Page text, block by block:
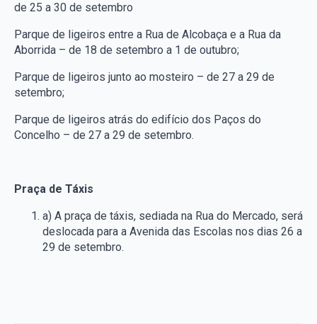
de 25 a 30 de setembro
Parque de ligeiros entre a Rua de Alcobaça e a Rua da
Aborrida – de 18 de setembro a 1 de outubro;
Parque de ligeiros junto ao mosteiro – de 27 a 29 de
setembro;
Parque de ligeiros atrás do edifício dos Paços do
Concelho – de 27 a 29 de setembro.
Praça de Táxis
a) A praça de táxis, sediada na Rua do Mercado, será
deslocada para a Avenida das Escolas nos dias 26 a
29 de setembro.